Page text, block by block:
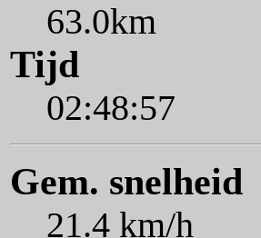
63.0km
Tijd
02:48:57
Gem. snelheid
21.4 km/h